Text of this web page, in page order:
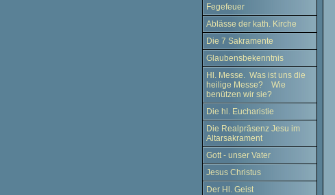
Fegefeuer
Ablässe der kath. Kirche
Die 7 Sakramente
Glaubensbekenntnis
Hl. Messe. Was ist uns die
heilige Messe? Wie
benützen wir sie?
Die hl. Eucharistie
Die Realpräsenz Jesu im
Altarsakrament
Gott - unser Vater
Jesus Christus
Der Hl. Geist